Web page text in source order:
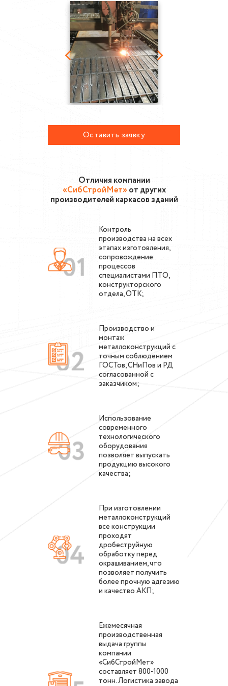
Оставить заявку
Отличия компании
«СибСтройМет»от других
производителей каркасов зданий
Контроль
производства на всех
этапах изготовления,
сопровождение
процессов
специалистами ПТО,
конструкторского
отдела, ОТК;
Производство и
монтаж
металлоконструкций с
точным соблюдением
ГОСТов, СНиПов и РД
согласованной с
заказчиком;
Использование
современного
технологического
оборудования
позволяет выпускать
продукцию высокого
качества;
При изготовлении
металлоконструкций
все конструкции
проходят
дробеструйную
обработку перед
окрашиванием, что
позволяет получить
более прочную адгезию
и качество АКП;
Ежемесячная
производственная
выдача группы
компании
«СибСтройМет»
составляет 800-1000
тонн. Логистика завода